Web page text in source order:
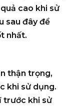
cao khi sử
sau đây để
nhất.
thận trọng,
khi sử dụng.
trước khi sử